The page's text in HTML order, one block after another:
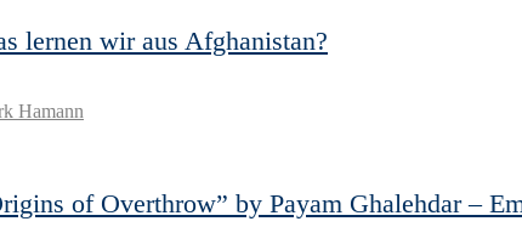
lernen wir aus Afghanistan?
Hamann
of Overthrow” by Payam Ghalehdar –